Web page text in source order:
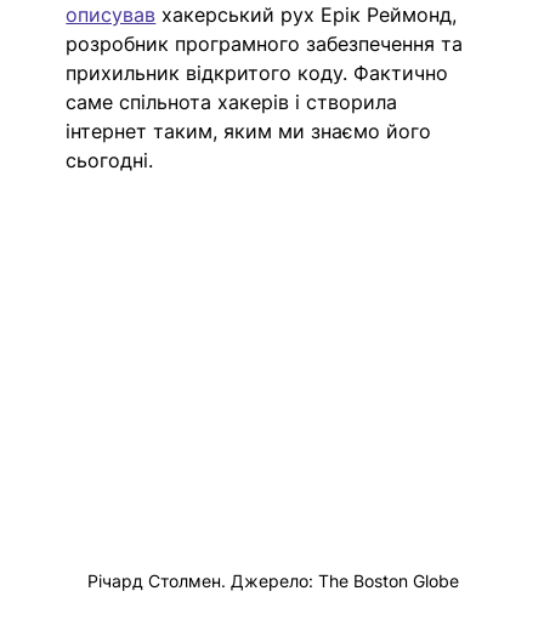
описував хакерський рух Ерік Реймонд,
розробник програмного забезпечення та
прихильник відкритого коду. Фактично
саме спільнота хакерів і створила
інтернет таким, яким ми знаємо його
сьогодні.
Річард Столмен. Джерело: The Boston Globe